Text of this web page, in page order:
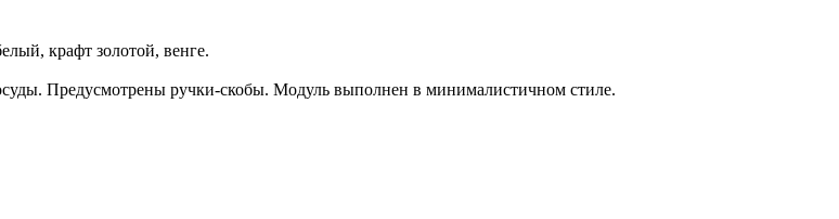
крафт золотой, венге.
Предусмотрены ручки-скобы. Модуль выполнен в минималистичном стиле.